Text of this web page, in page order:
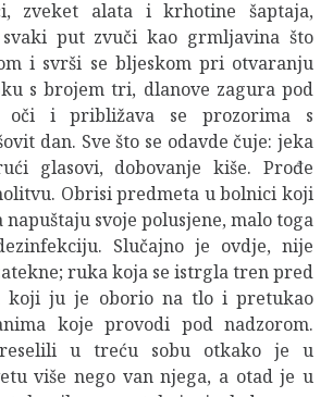
zveket alata i krhotine šaptaja,
put zvuči kao grmljavina što
i svrši se bljeskom pri otvaranju
s brojem tri, dlanove zagura pod
oči i približava se prozorima s
dan. Sve što se odavde čuje: jeka
glasovi, dobovanje kiše. Prođe
Obrisi predmeta u bolnici koji
napuštaju svoje polusjene, malo toga
Slučajno je ovdje, nije
ruka koja se istrgla tren pred
koji ju je oborio na tlo i pretukao
koje provodi pod nadzorom.
u treću sobu otkako je u
više nego van njega, a otad je u